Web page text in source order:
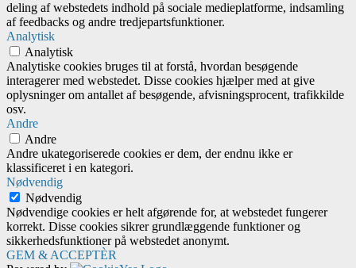
deling af webstedets indhold på sociale medieplatforme, indsamling
af feedbacks og andre tredjepartsfunktioner.
Analytisk
Analytisk
Analytiske cookies bruges til at forstå, hvordan besøgende
interagerer med webstedet. Disse cookies hjælper med at give
oplysninger om antallet af besøgende, afvisningsprocent, trafikkilde
osv.
Andre
Andre
Andre ukategoriserede cookies er dem, der endnu ikke er
klassificeret i en kategori.
Nødvendig
Nødvendig
Nødvendige cookies er helt afgørende for, at webstedet fungerer
korrekt. Disse cookies sikrer grundlæggende funktioner og
sikkerhedsfunktioner på webstedet anonymt.
GEM & ACCEPTÈR